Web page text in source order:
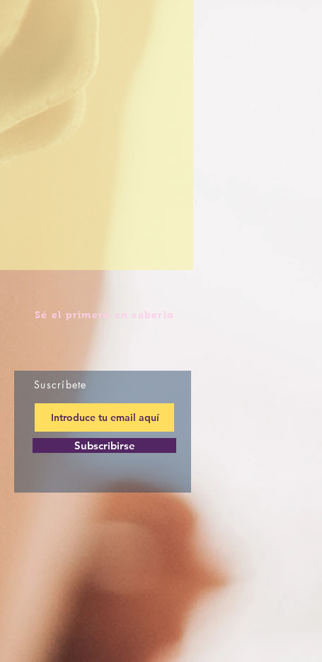
Sé el primero en saberlo
Suscríbete
Subscribirse